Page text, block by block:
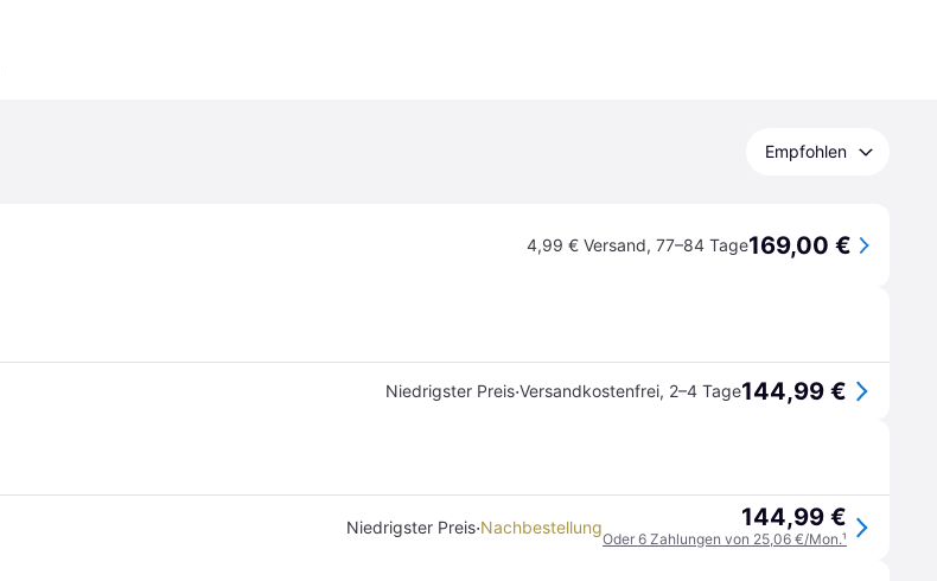
Empfohlen
4,99 € Versand, 77–84 Tage169,00 €
Niedrigster Preis·Versandkostenfrei, 2–4 Tage144,99 €
Niedrigster Preis·Nachbestellung 144,99 €
Oder 6 Zahlungen von 25,06 €/Mon.¹